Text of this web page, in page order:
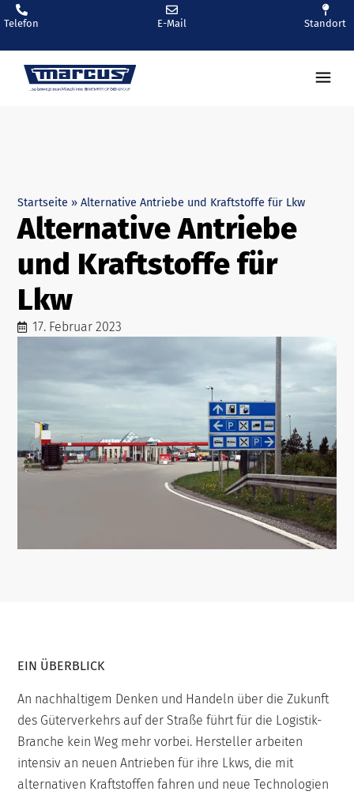
Telefon E-Mail Standort
Startseite »Alternative Antriebe und Kraftstoffe für Lkw
Alternative Antriebe
und Kraftstoffe für
Lkw
17. Februar 2023
EIN ÜBERBLICK
An nachhaltigem Denken und Handeln über die Zukunft
des Güterverkehrs auf der Straße führt für die Logistik-
Branche kein Weg mehr vorbei. Hersteller arbeiten
intensiv an neuen Antrieben für ihre Lkws, die mit
alternativen Kraftstoffen fahren und neue Technologien